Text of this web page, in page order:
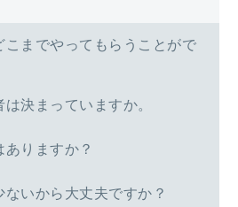
こまでやってもらうことがで
決まっていますか。
りますか？
ないから大丈夫ですか？